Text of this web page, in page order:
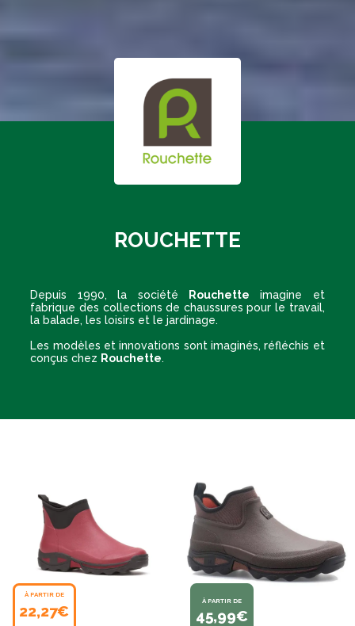
ROUCHETTE
Depuis 1990, la société Rouchette imagine et
fabrique des collections de chaussures pour le travail,
la balade, les loisirs et le jardinage.
Les modèles et innovations sont imaginés, réfléchis et
conçus chez Rouchette.
À PARTIR DE
22,27€
À PARTIR DE
45,99€